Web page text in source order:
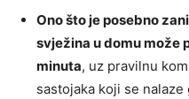
Ono što je posebno
svježina u domu može
minuta, uz pravilnu
sastojaka koji se